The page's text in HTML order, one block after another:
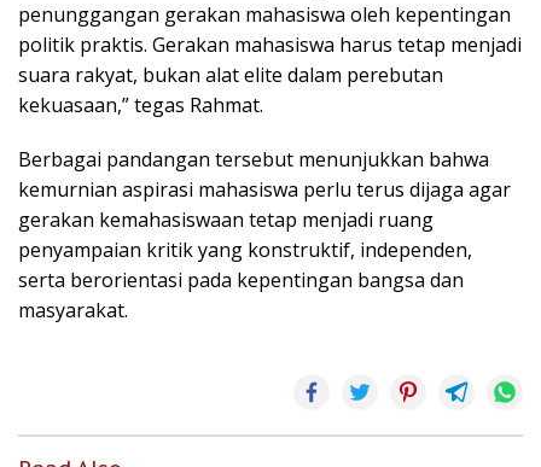
penunggangan gerakan mahasiswa oleh kepentingan
politik praktis. Gerakan mahasiswa harus tetap menjadi
suara rakyat, bukan alat elite dalam perebutan
kekuasaan,” tegas Rahmat.
Berbagai pandangan tersebut menunjukkan bahwa
kemurnian aspirasi mahasiswa perlu terus dijaga agar
gerakan kemahasiswaan tetap menjadi ruang
penyampaian kritik yang konstruktif, independen,
serta berorientasi pada kepentingan bangsa dan
masyarakat.